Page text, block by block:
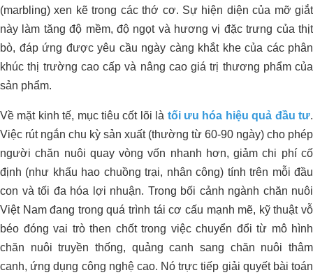
(marbling) xen kẽ trong các thớ cơ. Sự hiện diện của mỡ giắt
này làm tăng độ mềm, độ ngọt và hương vị đặc trưng của thịt
bò, đáp ứng được yêu cầu ngày càng khắt khe của các phân
khúc thị trường cao cấp và nâng cao giá trị thương phẩm của
sản phẩm.
Về mặt kinh tế, mục tiêu cốt lõi là tối ưu hóa hiệu quả đầu tư.
Việc rút ngắn chu kỳ sản xuất (thường từ 60-90 ngày) cho phép
người chăn nuôi quay vòng vốn nhanh hơn, giảm chi phí cố
định (như khấu hao chuồng trại, nhân công) tính trên mỗi đầu
con và tối đa hóa lợi nhuận. Trong bối cảnh ngành chăn nuôi
Việt Nam đang trong quá trình tái cơ cấu mạnh mẽ, kỹ thuật vỗ
béo đóng vai trò then chốt trong việc chuyển đổi từ mô hình
chăn nuôi truyền thống, quảng canh sang chăn nuôi thâm
canh, ứng dụng công nghệ cao. Nó trực tiếp giải quyết bài toán